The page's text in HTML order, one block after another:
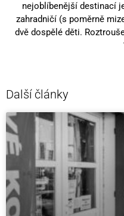
nejoblíbenější destinací
zahradničí (s poměrně
dvě dospělé děti.
Další články